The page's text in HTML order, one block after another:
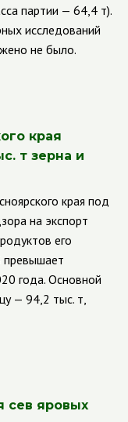
партии — 64,4 т).
исследований
не было.
края
т зерна и
края под
на экспорт
его
превышает
года. Основной
— 94,2 тыс. т,
сев яровых